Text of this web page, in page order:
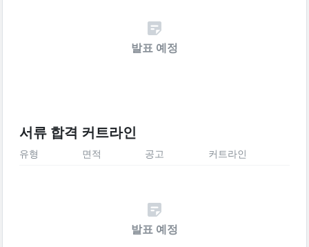
발표 예정
서류 합격 커트라인
유형 면적 공고 커트라인
발표 예정